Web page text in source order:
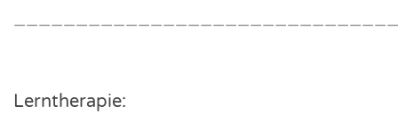
Lern­the­ra­pie: